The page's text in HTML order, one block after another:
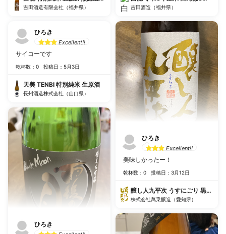
吉田酒造有限会社（福井県）
ひろき
Excellent!!
サイコーです
乾杯数：0 投稿日：5月3日
天美 TENBI 特別純米 生原酒
長州酒造株式会社（山口県）
ひろき
吉田酒造（福井県）
ひろき
Excellent!!
美味しかったー！
乾杯数：0 投稿日：3月12日
醸し人九平次 うすにごり 黒田庄産
株式会社萬乗醸造（愛知県）